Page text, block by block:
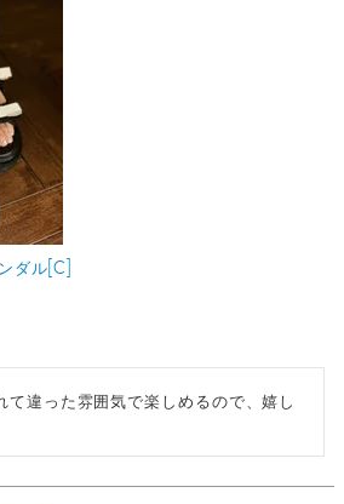
ダル[C]
て違った雰囲気で楽しめるので、嬉し